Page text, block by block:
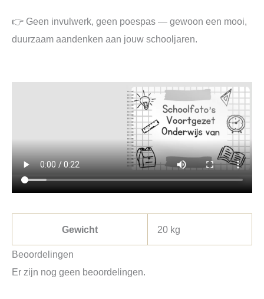
👉 Geen invulwerk, geen poespas — gewoon een mooi,
duurzaam aandenken aan jouw schooljaren.
Gewicht 20 kg
Beoordelingen
Er zijn nog geen beoordelingen.